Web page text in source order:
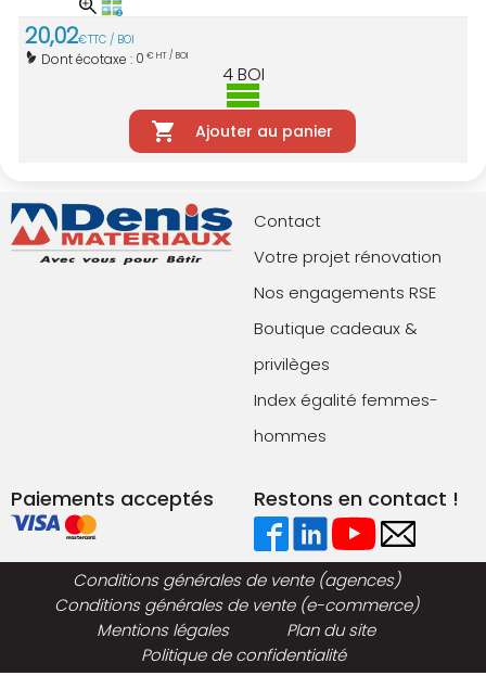
20,02€TTC / BOI
Dont écotaxe : 0 € HT / BOI
4BOI
Ajouter au panier
Contact
Votre projet rénovation
Nos engagements RSE
Boutique cadeaux &
privilèges
Index égalité femmes-
hommes
Paiements acceptés Restons en contact !
Conditions générales de vente (agences)
Conditions générales de vente (e-commerce)
Mentions légales
Plan du site
Politique de confidentialité